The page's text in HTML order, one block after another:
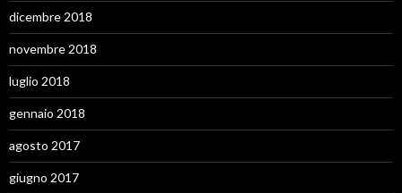
dicembre 2018
novembre 2018
luglio 2018
gennaio 2018
agosto 2017
giugno 2017